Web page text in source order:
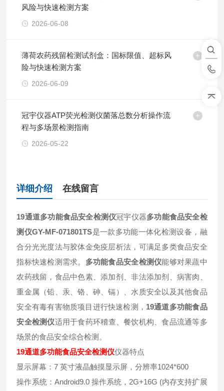
风险与快速检测方案
2026-06-08
薄荷农药残留检测试剂盒：国标限值、超标风
险与快速检测方案
2026-06-09
冠宇仪器ATP荧光检测仪菌落总数分析操作流
程与多场景检测指南
2026-05-22
详细介绍 在线留言
19通道多功能食品安全检测仪冠宇仪器多功能食品安全检
测仪GY-MF-071801TS是一款多功能一体化检测设备，融
合分光光度法与胶体金免疫层析法，可满足多类食品安全
指标快速检测需求。 多功能食品安全检测仪能够对果蔬中
农药残留，食品中色素、添加剂、非法添加剂、病害肉、
重金属（铅、汞、铬、砷、镉）、水质安全以及其他食品
安全有毒有害物质项目进行快速检测， 19通道多功能食品
安全检测仪适用于食药环稽查、餐饮机构、食品流通等多
场景的食品安全综合检测。
19通道多功能食品安全检测仪仪器特点
显示屏幕：7 英寸液晶触摸显示屏，分辨率1024*600
操作系统：Android9.0 操作系统，2G+16G (内存支持扩展